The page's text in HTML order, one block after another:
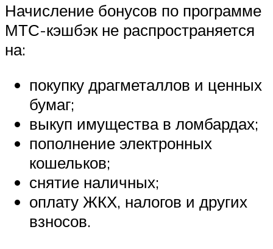
Начисление бонусов по программе
МТС-кэшбэк не распространяется
на:
покупку драгметаллов и ценных
бумаг;
выкуп имущества в ломбардах;
пополнение электронных
кошельков;
снятие наличных;
оплату ЖКХ, налогов и других
взносов.